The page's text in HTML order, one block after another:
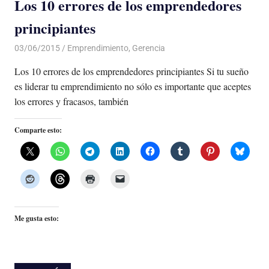
Los 10 errores de los emprendedores
principiantes
03/06/2015 Luis Castellanos
Emprendimiento, Gerencia
Los 10 errores de los emprendedores principiantes Si tu sueño
es liderar tu emprendimiento no sólo es importante que aceptes
los errores y fracasos, también
Comparte esto:
Me gusta esto: